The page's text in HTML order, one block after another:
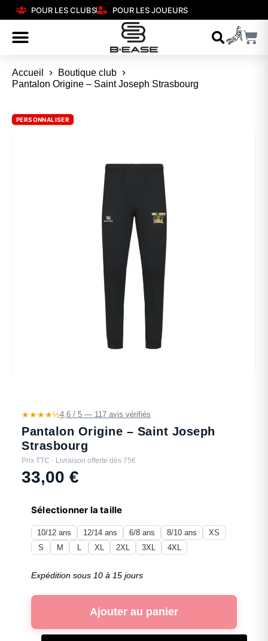
POUR LES CLUBS POUR LES JOUEURS
Accueil
Boutique club
Pantalon Origine – Saint Joseph Strasbourg
PERSONNALISER
★★★★½4,6 / 5 — 117 avis vérifiés
Pantalon Origine – Saint Joseph
Strasbourg
Prix TTC · Livraison offerte dès 75€
33,00 €
Sélectionner la taille
10/12 ans 12/14 ans 6/8 ans 8/10 ans
XS
S
M L XL 2XL 3XL 4XL
Expédition sous 10 à 15 jours
Ajouter au panier